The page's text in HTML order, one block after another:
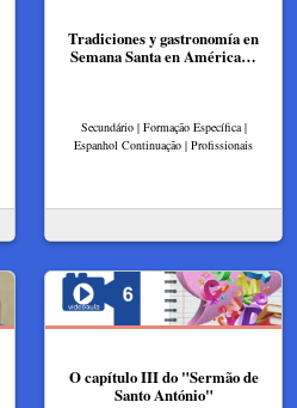
Tradiciones y gastronomía en
Semana Santa en América…
Secundário | Formação Específica |
Espanhol Continuação | Profissionais
O capítulo III do "Sermão de
Santo António"